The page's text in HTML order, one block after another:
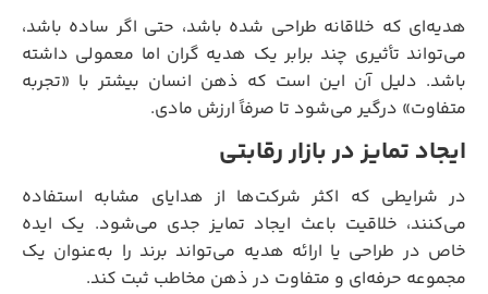
هدیه‌ای که خلاقانه طراحی شده باشد، حتی اگر ساده باشد،
می‌تواند تأثیری چند برابر یک هدیه گران اما معمولی داشته
باشد. دلیل آن این است که ذهن انسان بیشتر با «تجربه
متفاوت» درگیر می‌شود تا صرفاً ارزش مادی.
ایجاد تمایز در بازار رقابتی
در شرایطی که اکثر شرکت‌ها از هدایای مشابه استفاده
می‌کنند، خلاقیت باعث ایجاد تمایز جدی می‌شود. یک ایده
خاص در طراحی یا ارائه هدیه می‌تواند برند را به‌عنوان یک
مجموعه حرفه‌ای و متفاوت در ذهن مخاطب ثبت کند.